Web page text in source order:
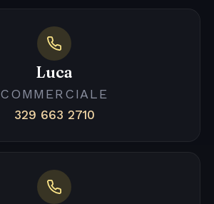
Luca
COMMERCIALE
329 663 2710